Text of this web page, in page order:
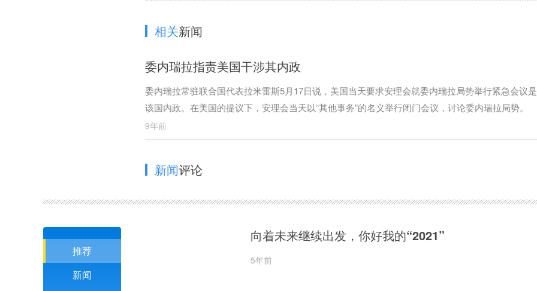
相关新闻
委内瑞拉指责美国干涉其内政
委内瑞拉常驻联合国代表拉米雷斯5月17日说，美国当天要求安理会就委内瑞拉局势举行紧急会议
该国内政。在美国的提议下，安理会当天以“其他事务”的名义举行闭门会议，讨论委内瑞拉局势。
9年前
新闻评论
推荐
新闻
向着未来继续出发，你好我的“2021”
5年前